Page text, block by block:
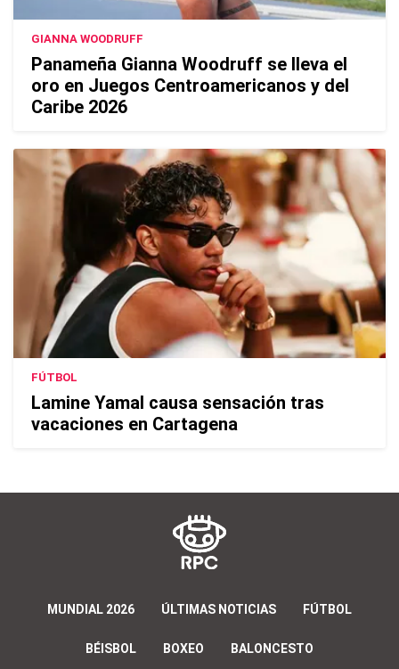
GIANNA WOODRUFF
Panameña Gianna Woodruff se lleva el
oro en Juegos Centroamericanos y del
Caribe 2026
FÚTBOL
Lamine Yamal causa sensación tras
vacaciones en Cartagena
MUNDIAL 2026 ÚLTIMAS NOTICIAS FÚTBOL
BÉISBOL BOXEO BALONCESTO